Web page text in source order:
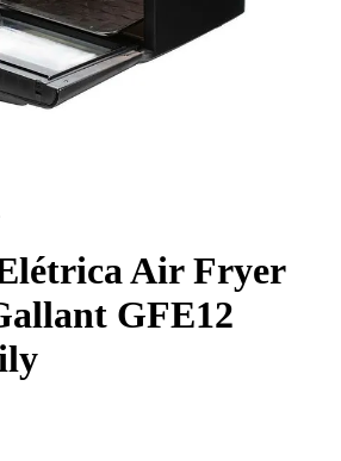
Air Fryer
GFE12